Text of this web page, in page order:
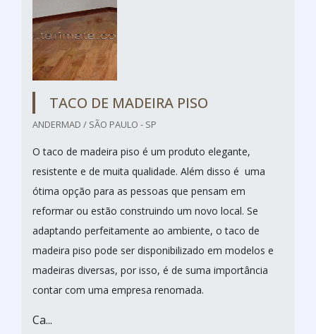
TACO DE MADEIRA PISO
ANDERMAD / SÃO PAULO - SP
O taco de madeira piso é um produto elegante,
resistente e de muita qualidade. Além disso é uma
ótima opção para as pessoas que pensam em
reformar ou estão construindo um novo local. Se
adaptando perfeitamente ao ambiente, o taco de
madeira piso pode ser disponibilizado em modelos e
madeiras diversas, por isso, é de suma importância
contar com uma empresa renomada.
Ca...